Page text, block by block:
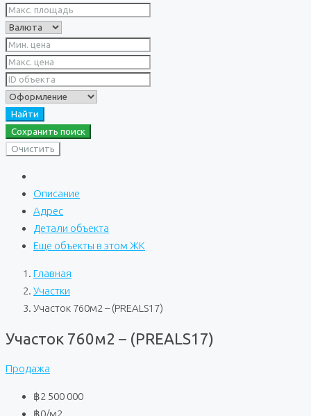
Найти
Сохранить поиск
Очистить
Описание
Адрес
Детали объекта
Еще объекты в этом ЖК
Главная
Участки
Участок 760м2 – (PREALS17)
Участок 760м2 – (PREALS17)
Продажа
฿2 500 000